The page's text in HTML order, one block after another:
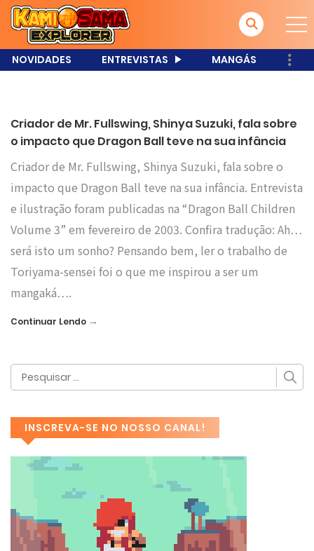
NOVIDADES ENTREVISTAS MANGÁS
Criador de Mr. Fullswing, Shinya Suzuki, fala sobre
o impacto que Dragon Ball teve na sua infância
Criador de Mr. Fullswing, Shinya Suzuki, fala sobre o
impacto que Dragon Ball teve na sua infância. Entrevista
e ilustração foram publicadas na “Dragon Ball Children
Volume 3” em fevereiro de 2003. Confira tradução: Ah…
será isto um sonho? Pensando bem, ler o trabalho de
Toriyama-sensei foi o que me inspirou a ser um
mangaká….
Continuar Lendo →
INSCREVA-SE NO NOSSO CANAL!